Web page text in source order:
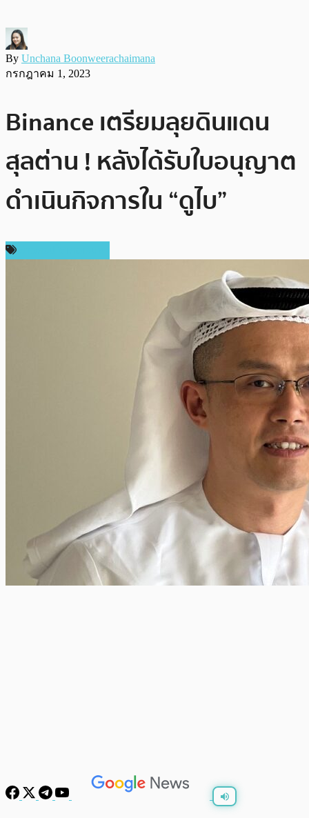
By Unchana Boonweerachaimana
กรกฎาคม 1, 2023
Binance เตรียมลุยดินแดน
สุลต่าน ! หลังได้รับใบอนุญาต
ดำเนินกิจการใน “ดูไบ”